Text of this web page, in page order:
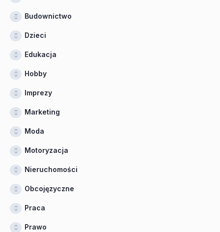
Budownictwo
Dzieci
Edukacja
Hobby
Imprezy
Marketing
Moda
Motoryzacja
Nieruchomości
Obcojęzyczne
Praca
Prawo